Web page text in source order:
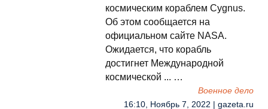
космическим кораблем Cygnus.
Об этом сообщается на
официальном сайте NASA.
Ожидается, что корабль
достигнет Международной
космической ... …
Военное дело
16:10, Ноябрь 7, 2022 | gazeta.ru